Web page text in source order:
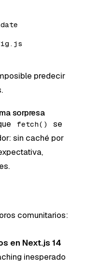
predecir
sorpresa
fetch()
se
sin caché por
comunitarios:
en Next.js 14
inesperado